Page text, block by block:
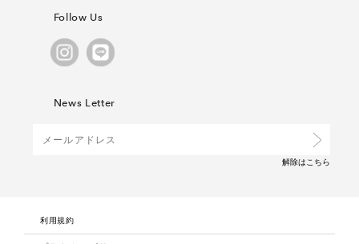
Follow Us
News Letter
解除はこちら
利用規約